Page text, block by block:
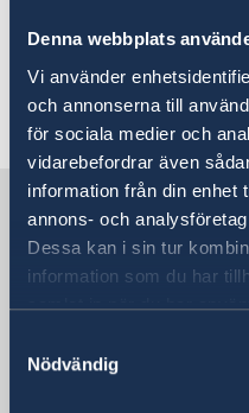
Denna webbplats
Vi använder
och annonserna till
för sociala medier och
vidarebefordrar även
information från din enhet
annons- och
Dessa kan i sin tur
information som du har
samlat in när du har
Nödvändig
Demonstrationer
augusti
« 1 2 ... 4 5 6
Sverige i
Sveriges
Mosfilmovskaja